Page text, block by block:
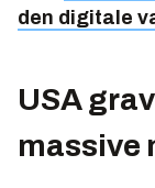
den digitale
USA
massive